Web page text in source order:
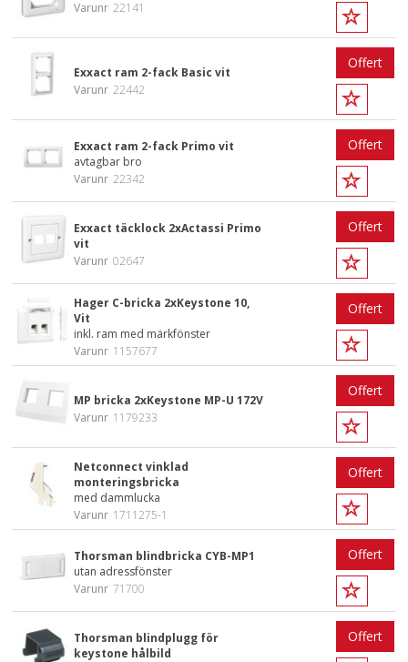
Varunr 22141
Exxact ram 2-fack Basic vit
Varunr 22442
Offert
Exxact ram 2-fack Primo vit
avtagbar bro
Varunr 22342
Offert
Exxact täcklock 2xActassi Primo
vit
Varunr 02647
Offert
Hager C-bricka 2xKeystone 10,
Vit
inkl. ram med märkfönster
Varunr 1157677
Offert
MP bricka 2xKeystone MP-U 172V
Varunr 1179233
Offert
Netconnect vinklad
monteringsbricka
med dammlucka
Varunr 1711275-1
Offert
Thorsman blindbricka CYB-MP1
utan adressfönster
Varunr 71700
Offert
Thorsman blindplugg för
keystone hålbild
Offert